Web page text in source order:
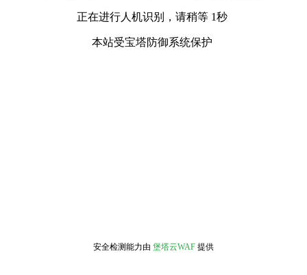
正在进行人机识别，请稍等 1秒
本站受宝塔防御系统保护
安全检测能力由 堡塔云WAF 提供